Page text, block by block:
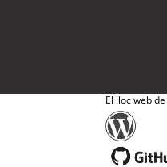
El lloc web